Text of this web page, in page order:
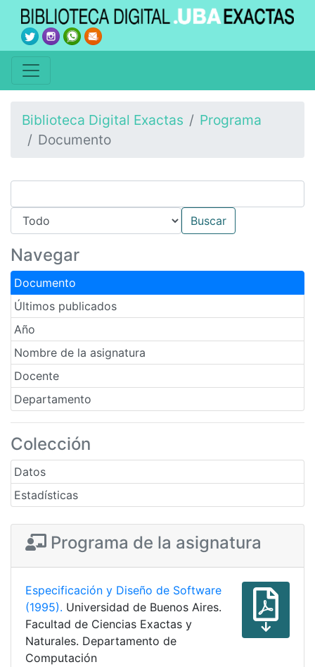
Biblioteca Digital Exactas
Programa
Documento
Navegar
Documento
Últimos publicados
Año
Nombre de la asignatura
Docente
Departamento
Colección
Datos
Estadísticas
Programa de la asignatura
Especificación y Diseño de Software
(1995). Universidad de Buenos Aires.
Facultad de Ciencias Exactas y
Naturales. Departamento de
Computación